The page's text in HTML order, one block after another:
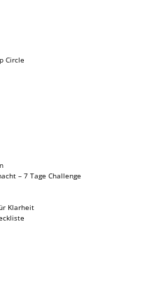
Circle
– 7 Tage Challenge
Klarheit